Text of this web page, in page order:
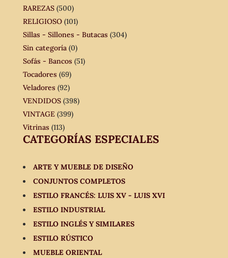
RAREZAS (500)
RELIGIOSO (101)
Sillas - Sillones - Butacas (304)
Sin categoría (0)
Sofás - Bancos (51)
Tocadores (69)
Veladores (92)
VENDIDOS (398)
VINTAGE (399)
Vitrinas (113)
CATEGORÍAS ESPECIALES
ARTE Y MUEBLE DE DISEÑO
CONJUNTOS COMPLETOS
ESTILO FRANCÉS: LUIS XV - LUIS XVI
ESTILO INDUSTRIAL
ESTILO INGLÉS Y SIMILARES
ESTILO RÚSTICO
MUEBLE ORIENTAL